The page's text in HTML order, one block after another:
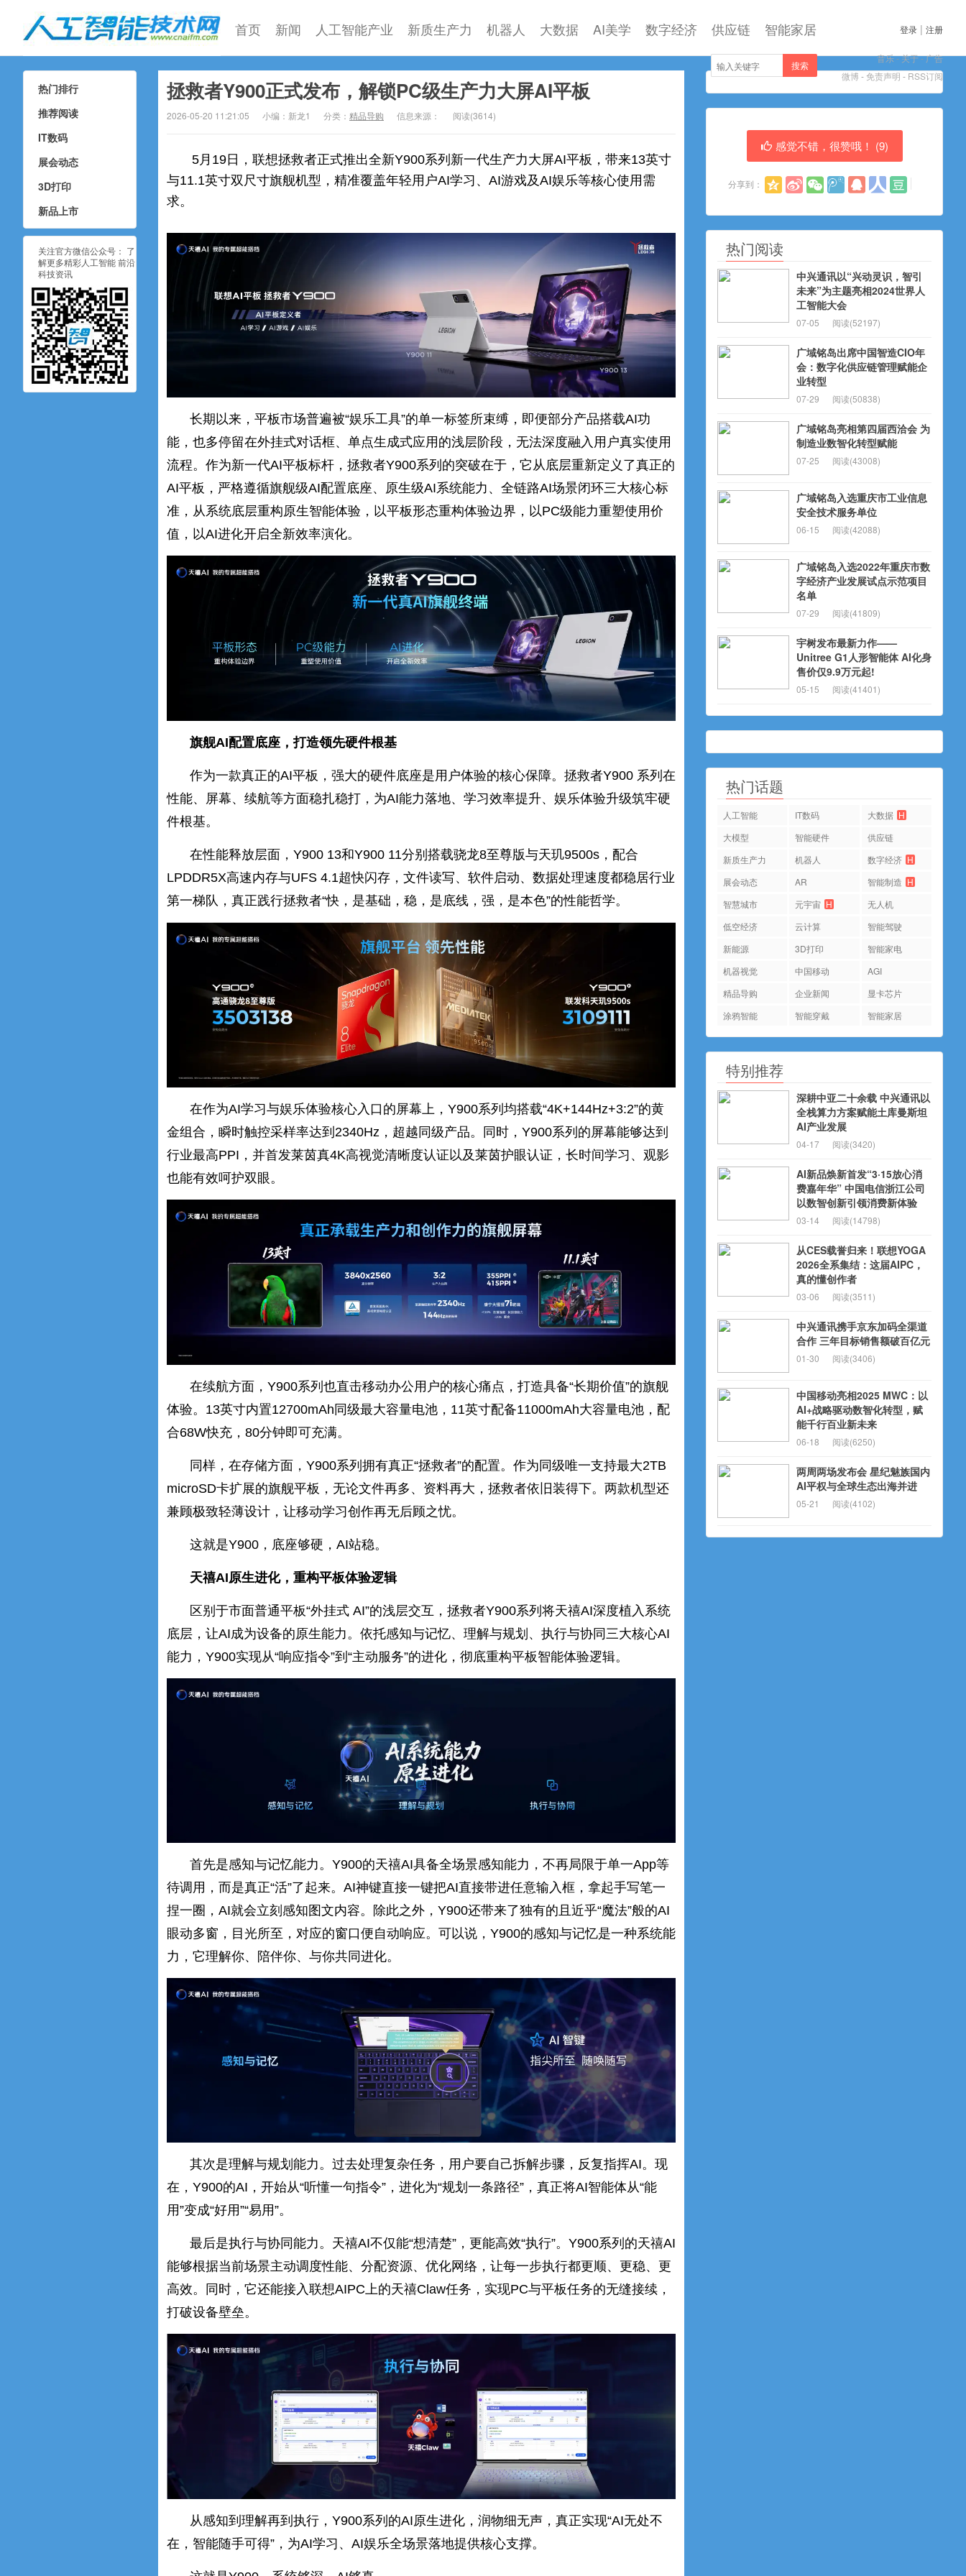
人工智能技术网
首页 新闻 人工智能产业 新质生产力 机器人 大数据 AI美学 数字经济 供应链 智能家居 登录 | 注册
音乐-关于-广告
微博 - 免责声明 - RSS订阅
搜索
拯救者Y900正式发布，解锁PC级生产力大屏AI平板
2026-05-20 11:21:05 小编：新龙1 分类： 精品导购 信息来源： 阅读(3614)
5月19日，联想拯救者正式推出全新Y900系列新一代生产力大屏AI平板，带来13英寸
与11.1英寸双尺寸旗舰机型，精准覆盖年轻用户AI学习、AI游戏及AI娱乐等核心使用需
求。
长期以来，平板市场普遍被“娱乐工具”的单一标签所束缚，即便部分产品搭载AI功
能，也多停留在外挂式对话框、单点生成式应用的浅层阶段，无法深度融入用户真实使用
流程。作为新一代AI平板标杆，拯救者Y900系列的突破在于，它从底层重新定义了真正的
AI平板，严格遵循旗舰级AI配置底座、原生级AI系统能力、全链路AI场景闭环三大核心标
准，从系统底层重构原生智能体验，以平板形态重构体验边界，以PC级能力重塑使用价
值，以AI进化开启全新效率演化。
旗舰AI配置底座，打造领先硬件根基
作为一款真正的AI平板，强大的硬件底座是用户体验的核心保障。拯救者Y900 系列在
性能、屏幕、续航等方面稳扎稳打，为AI能力落地、学习效率提升、娱乐体验升级筑牢硬
件根基。
在性能释放层面，Y900 13和Y900 11分别搭载骁龙8至尊版与天玑9500s，配合
LPDDR5X高速内存与UFS 4.1超快闪存，文件读写、软件启动、数据处理速度都稳居行业
第一梯队，真正践行拯救者“快，是基础，稳，是底线，强，是本色”的性能哲学。
在作为AI学习与娱乐体验核心入口的屏幕上，Y900系列均搭载“4K+144Hz+3:2”的黄
金组合，瞬时触控采样率达到2340Hz，超越同级产品。同时，Y900系列的屏幕能够达到
行业最高PPI，并首发莱茵真4K高视觉清晰度认证以及莱茵护眼认证，长时间学习、观影
也能有效呵护双眼。
在续航方面，Y900系列也直击移动办公用户的核心痛点，打造具备“长期价值”的旗舰
体验。13英寸内置12700mAh同级最大容量电池，11英寸配备11000mAh大容量电池，配
合68W快充，80分钟即可充满。
同样，在存储方面，Y900系列拥有真正“拯救者”的配置。作为同级唯一支持最大2TB
microSD卡扩展的旗舰平板，无论文件再多、资料再大，拯救者依旧装得下。两款机型还
兼顾极致轻薄设计，让移动学习创作再无后顾之忧。
这就是Y900，底座够硬，AI站稳。
天禧AI原生进化，重构平板体验逻辑
区别于市面普通平板“外挂式 AI”的浅层交互，拯救者Y900系列将天禧AI深度植入系统
底层，让AI成为设备的原生能力。依托感知与记忆、理解与规划、执行与协同三大核心AI
能力，Y900实现从“响应指令”到“主动服务”的进化，彻底重构平板智能体验逻辑。
首先是感知与记忆能力。Y900的天禧AI具备全场景感知能力，不再局限于单一App等
待调用，而是真正“活”了起来。AI神键直接一键把AI直接带进任意输入框，拿起手写笔一
捏一圈，AI就会立刻感知图文内容。除此之外，Y900还带来了独有的且近乎“魔法”般的AI
眼动多窗，目光所至，对应的窗口便自动响应。可以说，Y900的感知与记忆是一种系统能
力，它理解你、陪伴你、与你共同进化。
其次是理解与规划能力。过去处理复杂任务，用户要自己拆解步骤，反复指挥AI。现
在，Y900的AI，开始从“听懂一句指令”，进化为“规划一条路径”，真正将AI智能体从“能
用”变成“好用”“易用”。
最后是执行与协同能力。天禧AI不仅能“想清楚”，更能高效“执行”。Y900系列的天禧AI
能够根据当前场景主动调度性能、分配资源、优化网络，让每一步执行都更顺、更稳、更
高效。同时，它还能接入联想AIPC上的天禧Claw任务，实现PC与平板任务的无缝接续，
打破设备壁垒。
从感知到理解再到执行，Y900系列的AI原生进化，润物细无声，真正实现“AI无处不
在，智能随手可得”，为AI学习、AI娱乐全场景落地提供核心支撑。
热门排行
推荐阅读
IT数码
展会动态
3D打印
新品上市
关注官方微信公众号： 了
解更多精彩人工智能 前沿
科技资讯
感觉不错，很赞哦！ (9)
分享到：
热门阅读
中兴通讯以“兴动灵识，智引
未来”为主题亮相2024世界人
工智能大会
07-05 阅读(52197)
广域铭岛出席中国智造CIO年
会：数字化供应链管理赋能企
业转型
07-29 阅读(50838)
广域铭岛亮相第四届西洽会 为
制造业数智化转型赋能
07-25 阅读(43008)
广域铭岛入选重庆市工业信息
安全技术服务单位
06-15 阅读(42088)
广域铭岛入选2022年重庆市数
字经济产业发展试点示范项目
名单
07-29 阅读(41809)
宇树发布最新力作——
Unitree G1人形智能体 AI化身
售价仅9.9万元起!
05-15 阅读(41401)
热门话题
人工智能 IT数码 大数据 H
大模型
智能硬件
供应链
新质生产力
机器人 数字经济 H
展会动态
AR 智能制造 H
智慧城市
元宇宙 H
无人机
低空经济
云计算
智能驾驶
新能源
3D打印
智能家电
机器视觉
中国移动
AGI
精品导购
企业新闻
显卡芯片
涂鸦智能
智能穿戴 智能家居
特别推荐
深耕中亚二十余载 中兴通讯以
全栈算力方案赋能土库曼斯坦
AI产业发展
04-17 阅读(3420)
AI新品焕新首发“3·15放心消
费嘉年华” 中国电信浙江公司
以数智创新引领消费新体验
03-14 阅读(14798)
从CES载誉归来！联想YOGA
2026全系集结：这届AIPC，
真的懂创作者
03-06 阅读(3511)
中兴通讯携手京东加码全渠道
合作 三年目标销售额破百亿元
01-30 阅读(3406)
中国移动亮相2025 MWC：以
AI+战略驱动数智化转型，赋
能千行百业新未来
06-18 阅读(6250)
两周两场发布会 星纪魅族国内
AI平权与全球生态出海并进
05-21 阅读(4102)